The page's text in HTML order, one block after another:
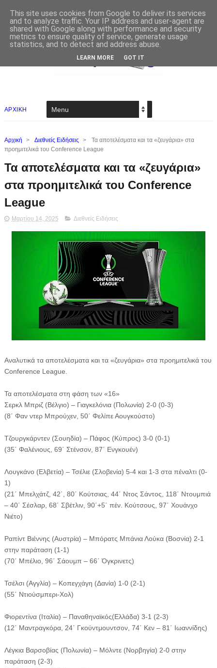
ΑΡΧΙΚΗ
Αρχική > Διεθνείς Ειδήσεις >
Τα αποτελέσματα και τα «ζευγάρια» στα
προημιτελικά του Conference League
Τα αποτελέσματα και τα «ζευγάρια»
στα προημιτελικά του Conference
League
Μαρτίου 14, 2025 Διεθνείς Ειδήσεις
Αναλυτικά τα αποτελέσματα και τα «ζευγάρια» στα προημιτελικά του
Conference League.
Τα αποτελέσματα στη φάση των «16»
Σερκλ Μπριζ (Βέλγιο) – Γιαγκελόνια (Πολωνία) 2-0 (0-3)
(8΄ Φαν ντερ Μπρούχεν, 50΄ Φελίπε Αουγκούστο)
Τζουργκάρντεν (Σουηδία) – Πάφος (Κύπρος) 3-0 (0-1)
(35΄ Φαλένιους, 69΄ Στένσον, 87΄ Ενγκουέν)
Λουγκάνο (Ελβετία) – Τσέλιε (Σλοβενία) 5-4 και 1-3 στα πέναλτι (0-
1)
(21΄ Μπελχάτζ, 42΄, 80΄ Κούτσιας, 44΄ Ντος Σάντος, 118΄ Ντουμπιά
– 40΄ Σέσλαρ, 68΄ Σβέτλιν, 90΄+5΄ πέν. Κούτσους, 97΄ Χουάνχο
Νιέτο)
Ραπίντ Βιέννης (Αυστρία) – Μπόρατς Μπάνια Λούκα (Βοσνία) 2-1
στην παράταση (1-1)
(70΄ Μπέλιο, 96΄ Σάουμπ – 66΄ Όγκρινετς)
Τσέλσι (Αγγλία) – Κοπεγχάγη (Δανία) 1-0 (2-1)
(55΄ Ντιούσμπερι-Χολ)
Φιορεντίνα (Ιταλία) – Παναθηναϊκός(Ελλάδα) 3-1 (2-3)
(12΄ Μαντραγκόρα, 24΄ Γκούντμουντσον, 74΄ Κεν – 81΄ Ιωαννίδης)
Λέγκια Βαρσοβίας (Πολωνία) – Μόλντε (Νορβηγία) 2-0 στην
παράταση (2-3)
This site uses cookies from Google to deliver its services
and to analyze traffic. Your IP address and user-agent are
shared with Google along with performance and security
metrics to ensure quality of service, generate usage
statistics, and to detect and address abuse.
LEARN MORE GOT IT